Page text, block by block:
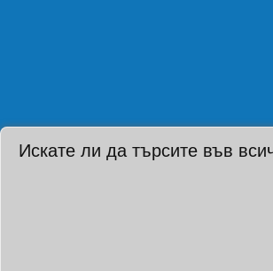
Искате ли да търсите във